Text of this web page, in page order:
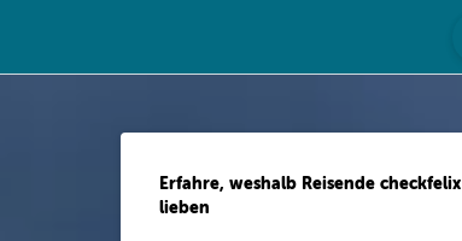
Erfahre, weshalb Reisende checkfelix
lieben